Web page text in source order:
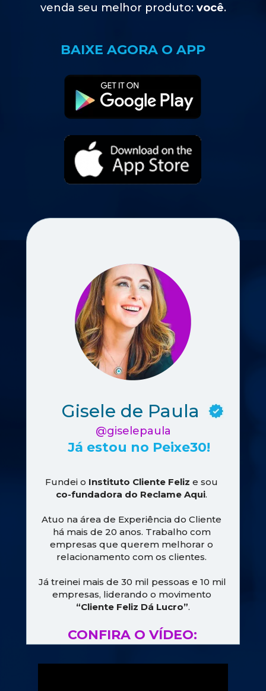
venda seu melhor produto: você.
BAIXE AGORA O APP
CONFIRA O VÍDEO:
Já estou no Peixe30!
Fundei o Instituto Cliente Feliz
co-fundadora do Reclame Aqui.
Atuo na área de Experiência do Cliente
há mais de 20 anos. Trabalho com
empresas que querem melhorar o
relacionamento com os clientes.
Já treinei mais de 30 mil pessoas e 10 mil
“Cliente Feliz Dá Lucro”.
Gisele de Paula
@giselepaula